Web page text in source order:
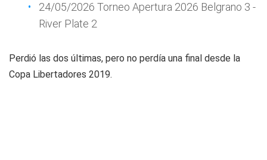
24/05/2026 Torneo Apertura 2026 Belgrano 3 -
River Plate 2
Perdió las dos últimas, pero no perdía una final desde la
Copa Libertadores 2019.